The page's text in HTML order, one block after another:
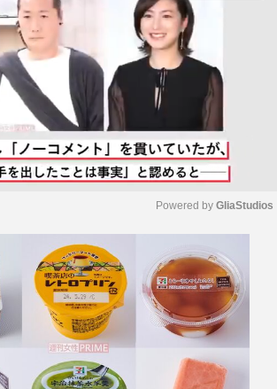
u
t
e
Powered by GliaStudios